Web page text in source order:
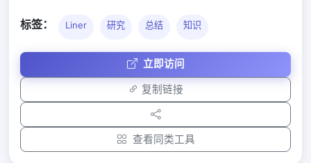
标签： Liner 研究 总结 知识
立即访问
复制链接
查看同类工具